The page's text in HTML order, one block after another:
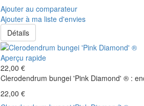
Ajouter au comparateur
Ajouter à ma liste d'envies
Détails
Aperçu rapide
22,00 €
Clerodendrum bungei 'Pink Diamond' ® :
22,00 €